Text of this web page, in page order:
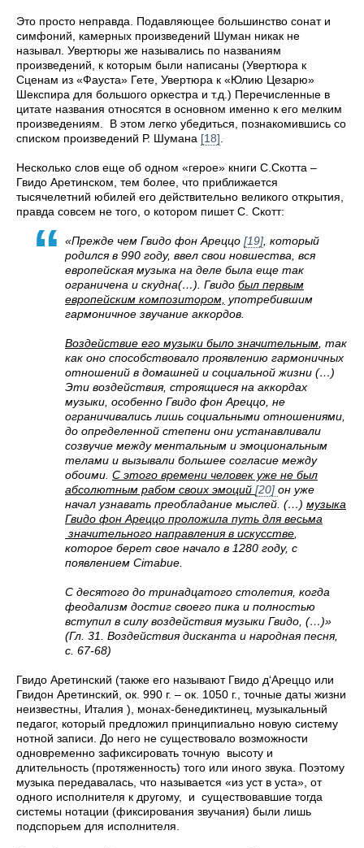
Это просто неправда. Подавляющее большинство сонат и
симфоний, камерных произведений Шуман никак не
называл. Увертюры же назывались по названиям
произведений, к которым были написаны (Увертюра к
Сценам из «Фауста» Гете, Увертюра к «Юлию Цезарю»
Шекспира для большого оркестра и т.д.) Перечисленные в
цитате названия относятся в основном именно к его мелким
произведениям. В этом легко убедиться, познакомившись со
списком произведений Р. Шумана [18]
Несколько слов еще об одном «герое» книги С.Скотта –
Гвидо Аретинском, тем более, что приближается
тысячелетний юбилей его действительно великого открытия,
правда совсем не того, о котором пишет С. Скотт:
«Прежде чем Гвидо фон Ареццо [19] , который
родился в 990 году, ввел свои новшества, вся
европейская музыка на деле была еще так
ограничена и скудна(…). Гвидо был первым
европейским композитором, употребившим
гармоничное звучание аккордов.
Воздействие его музыки было значительным , так
как оно способствовало проявлению гармоничных
отношений в домашней и социальной жизни (…)
Эти воздействия, строящиеся на аккордах
музыки, особенно Гвидо фон Ареццо, не
ограничивались лишь социальными отношениями,
до определенной степени они устанавливали
созвучие между ментальным и эмоциональным
телами и вызывали большее согласие между
обоими. С этого времени человек уже не был
абсолютным рабом своих эмоций [20] он уже
начал узнавать преобладание мыслей. (…) музыка
Гвидо фон Ареццо проложила путь для весьма
значительного направления в искусстве
которое берет свое начало в 1280 году, с
появлением Cimabue.
С десятого до тринадцатого столетия, когда
феодализм достиг своего пика и полностью
вступил в силу воздействия музыки Гвидо, (…)»
(Гл. 31. Воздействия дисканта и народная песня,
с. 67-68)
Гвидо Аретинский (также его называют Гвидо д‘Ареццо или
Гвидон Аретинский, ок. 990 г. – ок. 1050 г., точные даты жизни
неизвестны, Италия ), монах-бенедиктинец, музыкальный
педагог, который предложил принципиально новую систему
нотной записи. До него не существовало возможности
одновременно зафиксировать точную высоту и
длительность (протяженность) того или иного звука. Поэтому
музыка передавалась, что называется «из уст в уста», от
одного исполнителя к другому, и существовавшие тогда
системы нотации (фиксирования звучания) были лишь
подспорьем для исполнителя.